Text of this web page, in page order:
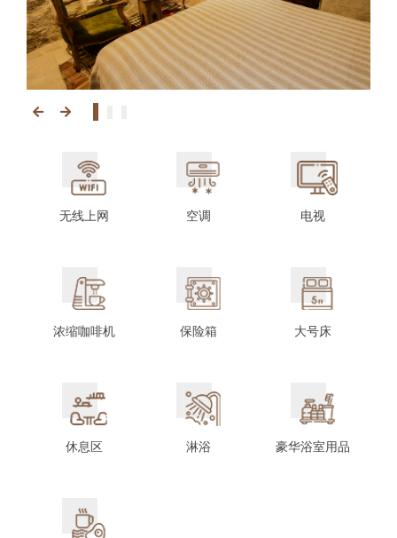
无线上网 空调 电视
浓缩咖啡机 保险箱 大号床
休息区 淋浴 豪华浴室用品